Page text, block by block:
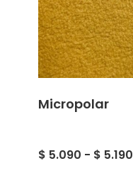
Micropolar
$ 5.090 - $ 5.190